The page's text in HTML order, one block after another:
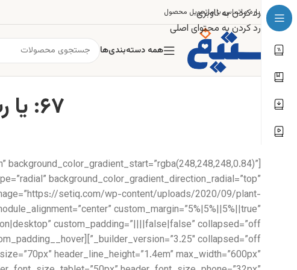
رد کردن به ناوبری
رد کردن به محتوای اصلی
درباره ماتماس با ماتحویل محصول
همه دسته‌بندی‌ها
۶۷: یا رب این شمع دل افروز ز کاشانه کیست
background_color_gradient_start=”rgba(248,248,248,0.84)”
background_color_gradient_direction_radial=”top”
setiq.com/wp-content/uploads/2020/09/plant-
custom_margin=”5%|5%||5%||true”
header_line_height=”1.4em” max_width=”600px”